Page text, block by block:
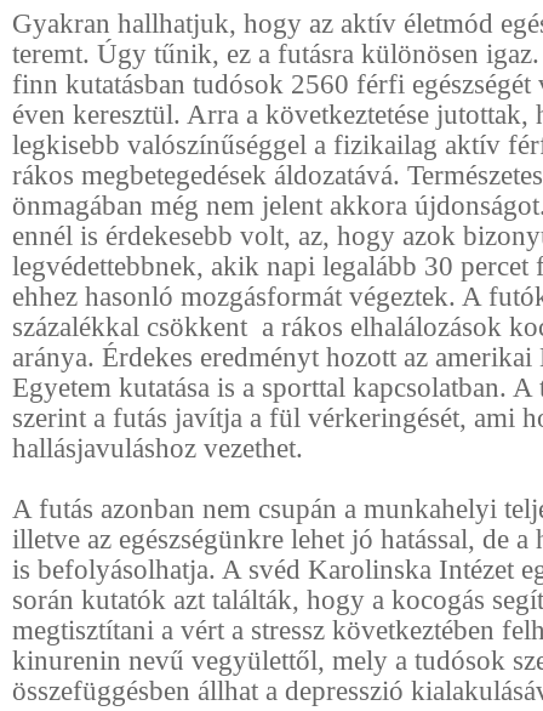
Gyakran hallhatjuk, hogy az aktív életmód
teremt. Úgy tűnik, ez a futásra különösen
finn kutatásban tudósok 2560 férfi egészségét
éven keresztül. Arra a következtetése jutottak,
legkisebb valószínűséggel a fizikailag aktív
rákos megbetegedések áldozatává.
önmagában még nem jelent akkora
ennél is érdekesebb volt, az, hogy azok
legvédettebbnek, akik napi legalább 30 percet
ehhez hasonló mozgásformát végeztek. A
százalékkal csökkent a rákos elhalálozások
aránya. Érdekes eredményt hozott az
Egyetem kutatása is a sporttal kapcsolatban.
szerint a futás javítja a fül vérkeringését, ami
hallásjavuláshoz vezethet.
A futás azonban nem csupán a munkahelyi
illetve az egészségünkre lehet jó hatással, de a
is befolyásolhatja. A svéd Karolinska Intézet
során kutatók azt találták, hogy a kocogás
megtisztítani a vért a stressz következtében
kinurenin nevű vegyülettől, mely a tudósok
összefüggésben állhat a depresszió